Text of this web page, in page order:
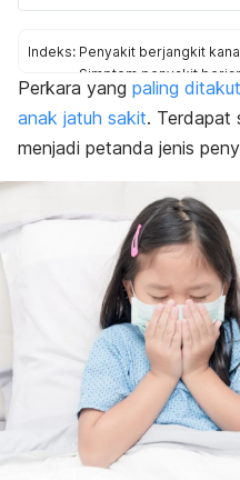
Indeks: Penyakit berjangkit
Simptom penyakit
Punca berlakunya
Diagnosis yang
Langkah pencegahan
Perkara yang paling
anak jatuh sakit. Terdapat
menjadi petanda jenis